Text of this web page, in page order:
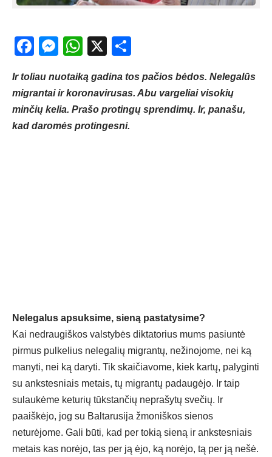
Facebook
Messenger
WhatsApp
X
Ir toliau nuotaiką gadina tos pačios bėdos. Nelegalūs
migrantai ir koronavirusas. Abu vargeliai visokių
minčių kelia. Prašo protingų sprendimų. Ir, panašu,
kad daromės protingesni.
Nelegalus apsuksime, sieną pastatysime?
Kai nedraugiškos valstybės diktatorius mums pasiuntė
pirmus pulkelius nelegalių migrantų, nežinojome, nei ką
manyti, nei ką daryti. Tik skaičiavome, kiek kartų, palyginti
su ankstesniais metais, tų migrantų padaugėjo. Ir taip
sulaukėme keturių tūkstančių neprašytų svečių. Ir
paaiškėjo, jog su Baltarusija žmoniškos sienos
neturėjome. Gali būti, kad per tokią sieną ir ankstesniais
metais kas norėjo, tas per ją ėjo, ką norėjo, tą per ją nešė.